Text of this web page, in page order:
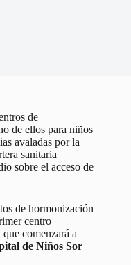
de
de ellos para niños
avaladas por la
sanitaria
sobre el acceso de
de hormonización
centro
comenzará a
de Niños Sor